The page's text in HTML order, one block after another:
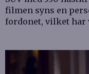
filmen syns en
fordonet, vilket har